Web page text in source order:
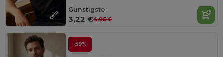
Günstigste:
3,22 €4,95 €
-59%